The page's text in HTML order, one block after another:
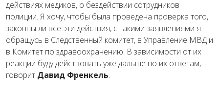
действиях медиков, о бездействии сотрудников
полиции. Я хочу, чтобы была проведена проверка того,
законны ли все эти действия, с такими заявлениями я
обращусь в Следственный комитет, в Управление МВД и
в Комитет по здравоохранению. В зависимости от их
реакции буду действовать уже дальше по их ответам, –
говорит Давид Френкель.